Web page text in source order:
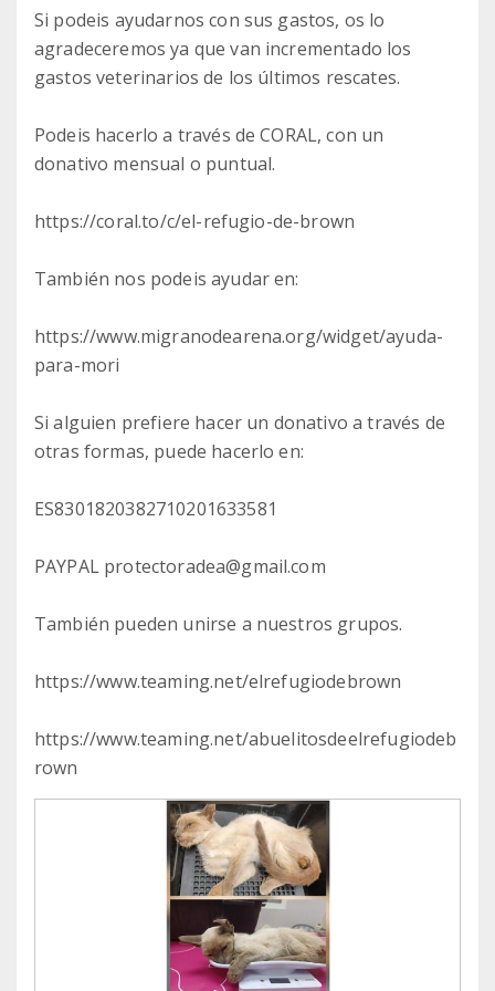
Si podeis ayudarnos con sus gastos, os lo
agradeceremos ya que van incrementado los
gastos veterinarios de los últimos rescates.
Podeis hacerlo a través de CORAL, con un
donativo mensual o puntual.
https://coral.to/c/el-refugio-de-brown
También nos podeis ayudar en:
https://www.migranodearena.org/widget/ayuda-
para-mori
Si alguien prefiere hacer un donativo a través de
otras formas, puede hacerlo en:
ES8301820382710201633581
PAYPAL protectoradea@gmail.com
También pueden unirse a nuestros grupos.
https://www.teaming.net/elrefugiodebrown
https://www.teaming.net/abuelitosdeelrefugiodeb
rown